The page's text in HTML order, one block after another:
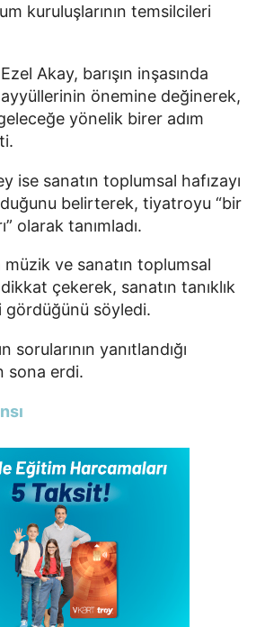
kuruluşlarının temsilcileri
Akay, barışın inşasında
önemine değinerek,
yönelik birer adım
ise sanatın toplumsal hafızayı
belirterek, tiyatroyu “bir
olarak tanımladı.
ve sanatın toplumsal
çekerek, sanatın tanıklık
gördüğünü söyledi.
sorularının yanıtlandığı
sona erdi.